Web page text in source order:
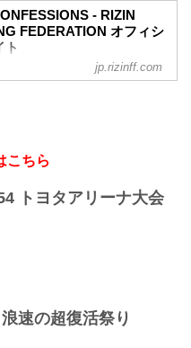
- RIZIN
FEDERATION オフィシ
ト
の記事一覧 - 格闘
ァイティング フェデレーショ
jp.rizinff.com
こちら
トヨタアリーナ大会
速の超復活祭り